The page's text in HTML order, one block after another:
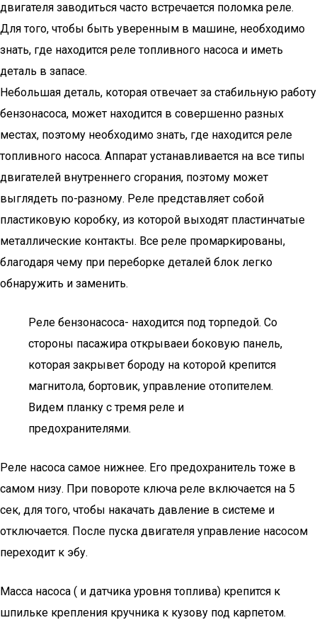
двигателя заводиться часто встречается поломка реле.
Для того, чтобы быть уверенным в машине, необходимо
знать, где находится реле топливного насоса и иметь
деталь в запасе.
Небольшая деталь, которая отвечает за стабильную работу
бензонасоса, может находится в совершенно разных
местах, поэтому необходимо знать, где находится реле
топливного насоса. Аппарат устанавливается на все типы
двигателей внутреннего сгорания, поэтому может
выглядеть по-разному. Реле представляет собой
пластиковую коробку, из которой выходят пластинчатые
металлические контакты. Все реле промаркированы,
благодаря чему при переборке деталей блок легко
обнаружить и заменить.
Реле бензонасоса- находится под торпедой. Со
стороны пасажира открываеи боковую панель,
которая закрывет бороду на которой крепится
магнитола, бортовик, управление отопителем.
Видем планку с тремя реле и
предохранителями.
Реле насоса самое нижнее. Его предохранитель тоже в
самом низу. При повороте ключа реле включается на 5
сек, для того, чтобы накачать давление в системе и
отключается. После пуска двигателя управление насосом
переходит к эбу.
Масса насоса ( и датчика уровня топлива) крепится к
шпильке крепления кручника к кузову под карпетом.